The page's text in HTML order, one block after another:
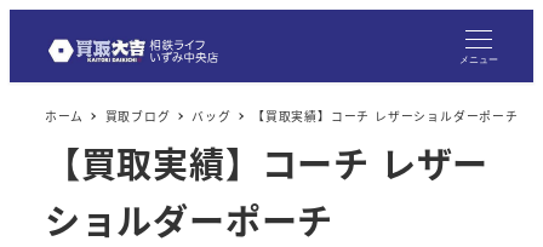
メニュー
ホーム 買取ブログ バッグ 【買取実績】コーチ レザーショルダーポーチ
【買取実績】コーチ レザー
ショルダーポーチ